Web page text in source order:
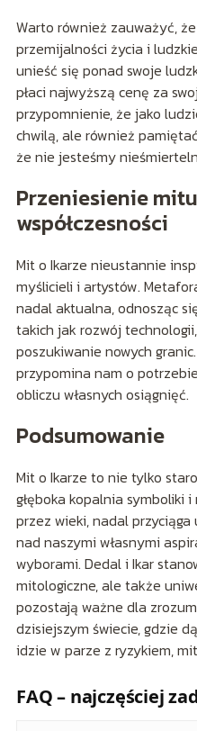
Warto również zauważyć,
przemijalności życia i
unieść się ponad swoje
płaci najwyższą cenę za
przypomnienie, że jako
chwilą, ale również
że nie jesteśmy
Przeniesienie
współczesności
Mit o Ikarze nieustannie
myślicieli i artystów.
nadal aktualna, odnosząc
takich jak rozwój
poszukiwanie nowych
przypomina nam o
obliczu własnych osiągnięć.
Podsumowanie
Mit o Ikarze to nie tylko
głęboka kopalnia symboliki
przez wieki, nadal
nad naszymi własnymi
wyborami. Dedal i Ikar
mitologiczne, ale także
pozostają ważne dla
dzisiejszym świecie, gdzie
idzie w parze z ryzykiem,
FAQ – najczęściej